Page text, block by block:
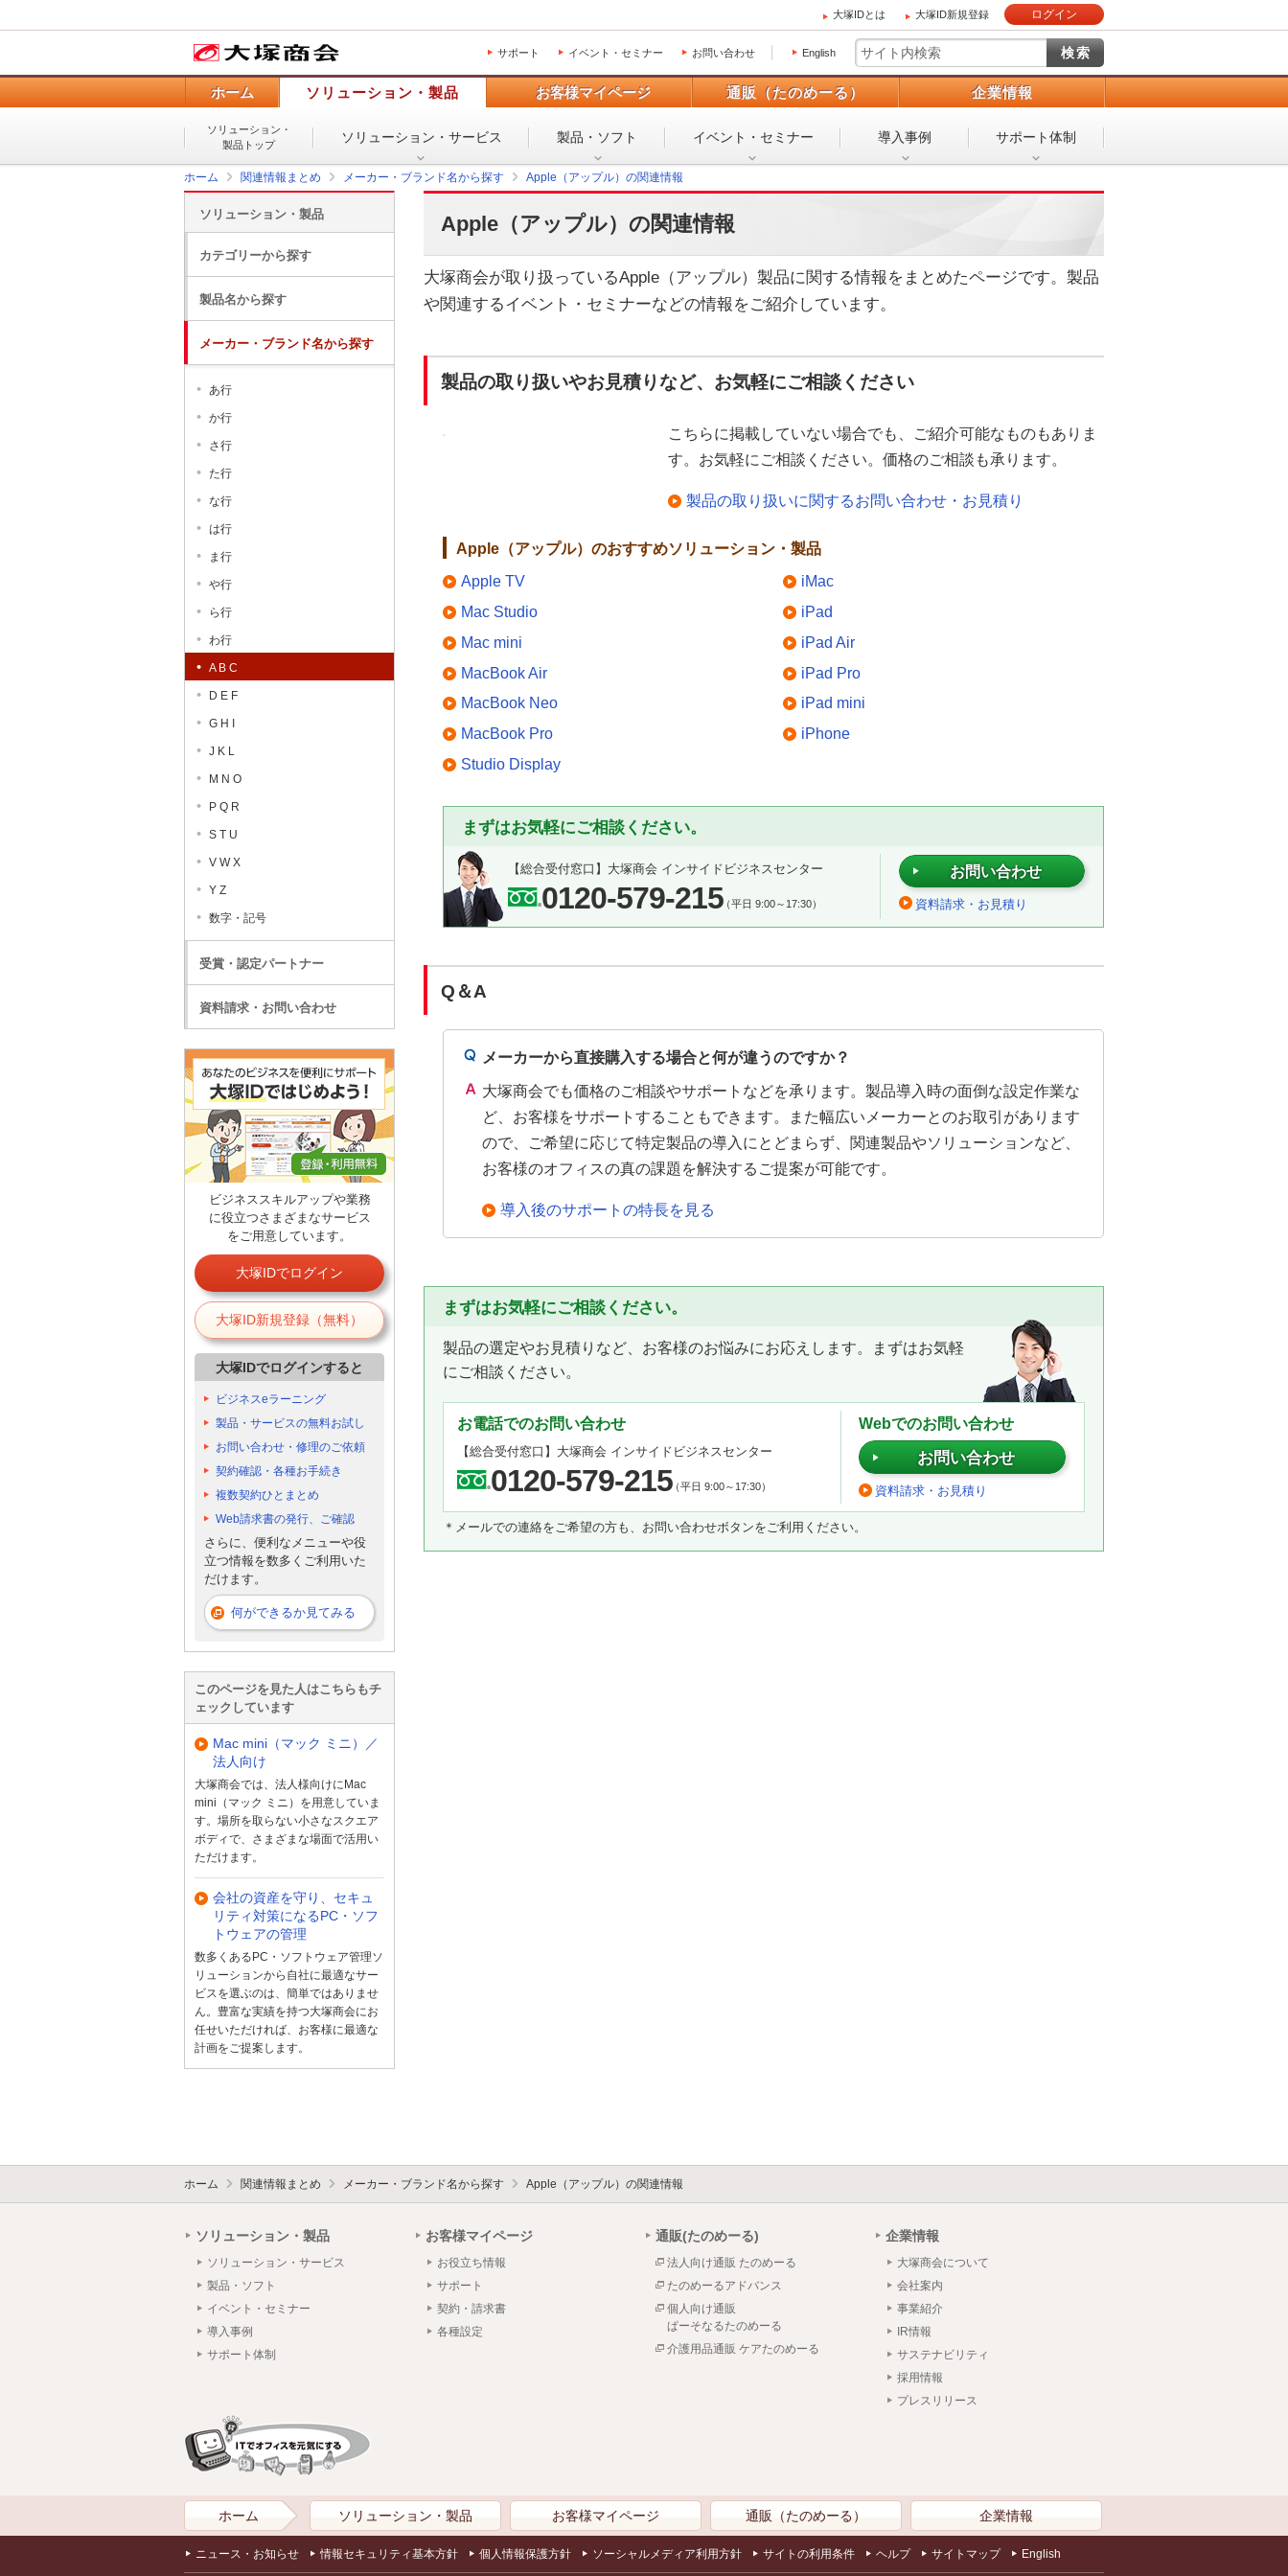
大塚IDとは 大塚ID新規登録 ログイン
サポート イベント・セミナー お問い合わせ English
ホーム ソリューション・製品 お客様マイページ 通販（たのめーる） 企業情報
ソリューション・
製品トップ
ソリューション・ サービス 製品・ソフト イベント・ セミナー 導入事例 サポート体制
ホーム 関連情報まとめ メーカー・ブランド名から探す Apple（アップル）の関連情報
Apple（アップル）の関連情報
大塚商会が取り扱っているApple（アップル）製品に関する情報をまとめたページです。製品
や関連するイベント・セミナーなどの情報をご紹介しています。
製品の取り扱いやお見積りなど、お気軽にご相談ください
こちらに掲載していない場合でも、ご紹介可能なものもありま
す。お気軽にご相談ください。価格のご相談も承ります。
製品の取り扱いに関するお問い合わせ・お見積り
Apple（アップル）のおすすめソリューション・製品
Apple TV
Mac Studio
Mac mini
MacBook Air
MacBook Neo
MacBook Pro
Studio Display
iMac
iPad
iPad Air
iPad Pro
iPad mini
iPhone
まずはお気軽にご相談ください。
【総合受付窓口】 大塚商会 インサイドビジネスセンター
0120-579-215（平日 9:00～17:30）
お問い合わせ
資料請求・お見積り
Q＆A
メーカーから直接購入する場合と何が違うのですか？
大塚商会でも価格のご相談やサポートなどを承ります。製品導入時の面倒な設定作業な
ど、お客様をサポートすることもできます。また幅広いメーカーとのお取引があります
ので、ご希望に応じて特定製品の導入にとどまらず、関連製品やソリューションなど、
お客様のオフィスの真の課題を解決するご提案が可能です。
導入後のサポートの特長を見る
まずはお気軽にご相談ください。
製品の選定やお見積りなど、お客様のお悩みにお応えします。まずはお気軽
にご相談ください。
お電話でのお問い合わせ
【総合受付窓口】 大塚商会 インサイドビジネスセンター
0120-579-215（平日 9:00～17:30）
Webでのお問い合わせ
お問い合わせ
資料請求・お見積り
＊メールでの連絡をご希望の方も、お問い合わせボタンをご利用ください。
ソリューション・製品
カテゴリーから探す
製品名から探す
メーカー・ブランド名から探す
あ行
か行
さ行
た行
な行
は行
ま行
や行
ら行
わ行
A B C
D E F
G H I
J K L
M N O
P Q R
S T U
V W X
Y Z
数字・記号
受賞・認定パートナー
資料請求・お問い合わせ
ビジネススキルアップや業務
に役立つさまざまなサービス
をご用意しています。
大塚IDでログイン
大塚ID新規登録（無料）
大塚IDでログインすると
ビジネスeラーニング
製品・サービスの無料お試し
お問い合わせ・修理のご依頼
契約確認・各種お手続き
複数契約ひとまとめ
Web請求書の発行、ご確認
さらに、便利なメニューや役
立つ情報を数多くご利用いた
だけます。
何ができるか見てみる
このページを見た人はこちらもチ
ェックしています
Mac mini（マック ミニ）／
法人向け
大塚商会では、法人様向けにMac
mini（マック ミニ）を用意していま
す。場所を取らない小さなスクエア
ボディで、さまざまな場面で活用い
ただけます。
会社の資産を守り、セキュ
リティ対策になるPC・ソフ
トウェアの管理
数多くあるPC・ソフトウェア管理ソ
リューションから自社に最適なサー
ビスを選ぶのは、簡単ではありませ
ん。豊富な実績を持つ大塚商会にお
任せいただければ、お客様に最適な
計画をご提案します。
ホーム 関連情報まとめ メーカー・ブランド名から探す Apple（アップル）の関連情報
ソリューション・製品
ソリューション・サービス
製品・ソフト
イベント・セミナー
導入事例
サポート体制
お客様マイページ
お役立ち情報
サポート
契約・請求書
各種設定
通販(たのめーる)
法人向け通販 たのめーる
たのめーるアドバンス
個人向け通販
ぱーそなるたのめーる
介護用品通販 ケアたのめーる
企業情報
大塚商会について
会社案内
事業紹介
IR情報
サステナビリティ
採用情報
プレスリリース
ホーム ソリューション・製品 お客様マイページ 通販（たのめーる） 企業情報
ニュース・お知らせ 情報セキュリティ基本方針 個人情報保護方針 ソーシャルメディア利用方針 サイトの利用条件 ヘルプ サイトマップ English